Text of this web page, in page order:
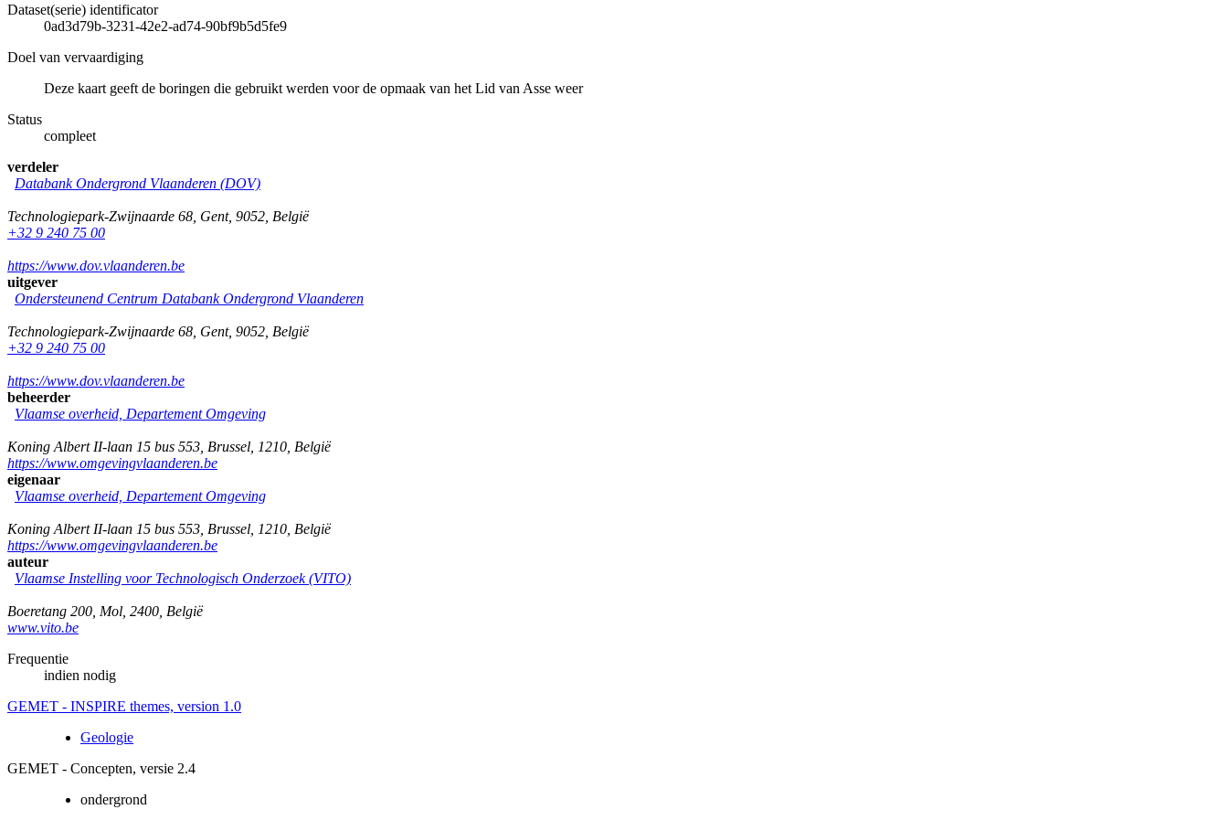
Dataset(serie) identificator
0ad3d79b-3231-42e2-ad74-90bf9b5d5fe9
Doel van vervaardiging
Deze kaart geeft de boringen die gebruikt werden voor de opmaak van het Lid van Asse weer
Status
compleet
verdeler
Databank Ondergrond Vlaanderen (DOV)
Technologiepark-Zwijnaarde 68 Gent, 9052 België
+32 9 240 75 00
https://www.dov.vlaanderen.be
uitgever
Ondersteunend Centrum Databank Ondergrond Vlaanderen
Technologiepark-Zwijnaarde 68 Gent, 9052 België
+32 9 240 75 00
https://www.dov.vlaanderen.be
beheerder
Vlaamse overheid, Departement Omgeving
Koning Albert II-laan 15 bus 553 Brussel 1210 België
https://www.omgevingvlaanderen.be
eigenaar
Vlaamse overheid, Departement Omgeving
Koning Albert II-laan 15 bus 553 Brussel 1210 België
https://www.omgevingvlaanderen.be
auteur
Vlaamse Instelling voor Technologisch Onderzoek (VITO)
Boeretang 200 Mol 2400 België
www.vito.be
Frequentie
indien nodig
GEMET - INSPIRE themes, version 1.0
Geologie
GEMET - Concepten, versie 2.4
ondergrond